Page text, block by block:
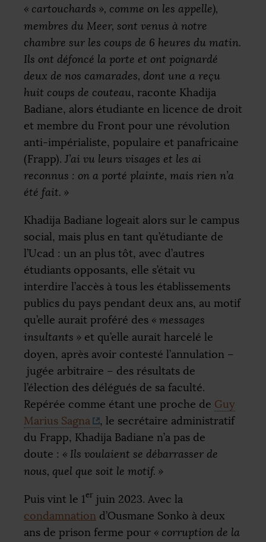
« cartouchards », comme on les appelle),
membres du Meer, sont venus à notre
chambre sur les coups de 6 heures du matin.
Ils ont défoncé la porte et ont poignardé
deux de nos camarades, dont une a reçu
huit coups de couteau, raconte Khadija
Badiane, alors étudiante en licence de droit
et membre du Front pour une révolution
anti-impérialiste, populaire et panafricaine
(Frapp). J’ai vu leurs visages et les ai
reconnus : on a porté plainte, mais rien n’a
été fait. »
Khadija Badiane logeait alors sur le campus
social, mais plus en tant qu’étudiante de
l’Ucad : un an plus tôt, avec d’autres
étudiants opposants, elle s’était vu
interdire l’accès à tous les établissements
publics du pays pendant deux ans, au motif
qu’elle aurait proféré des « messages
insultants » et qu’elle aurait harcelé le
doyen, après avoir contesté l’annulation –
jugée arbitraire – des résultats de
l’élection des délégués de sa faculté.
Repérée comme étant une proche de Guy
Marius Sagna
, le secrétaire administratif
du Frapp, Khadija Badiane n’a pas de
doute : « Ils voulaient se débarrasser de
nous, quel que soit le motif. »
Puis vint le 1er juin 2023. Avec la
condamnation d’Ousmane Sonko à deux
ans de prison ferme pour « corruption de la